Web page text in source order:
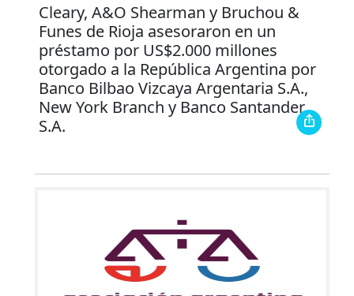
Cleary, A&O Shearman y Bruchou &
Funes de Rioja asesoraron en un
préstamo por US$2.000 millones
otorgado a la República Argentina por
Banco Bilbao Vizcaya Argentaria S.A.,
New York Branch y Banco Santander
S.A.